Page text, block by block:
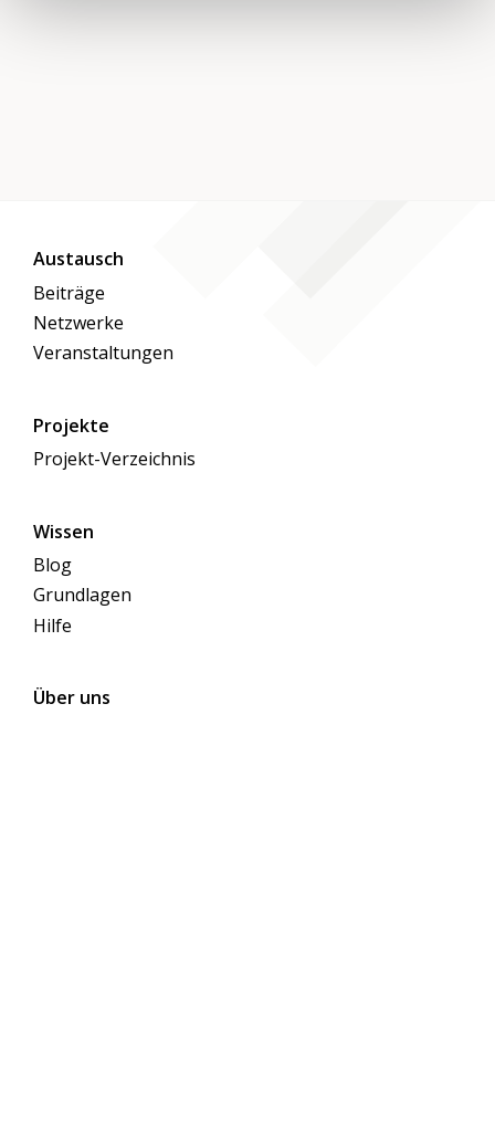
Austausch
Beiträge
Netzwerke
Veranstaltungen
Projekte
Projekt-Verzeichnis
Wissen
Blog
Grundlagen
Hilfe
Über uns